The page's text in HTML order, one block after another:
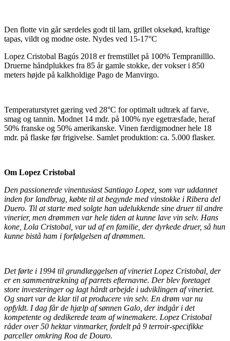
Den flotte vin går særdeles godt til lam, grillet oksekød, kraftige
tapas, vildt og modne oste. Nydes ved 15-17°C
Lopez Cristobal Bagús 2018 er fremstillet på 100% Tempranilllo.
Druerne håndplukkes fra 85 år gamle stokke, der vokser i 850
meters højde på kalkholdige Pago de Manvirgo.
Temperaturstyret gæring ved 28°C for optimalt udtræk af farve,
smag og tannin. Modnet 14 mdr. på 100% nye egetræsfade, heraf
50% franske og 50% amerikanske. Vinen færdigmodner hele 18
mdr. på flaske før frigivelse. Samlet produktion: ca. 5.000 flasker.
Om Lopez Cristobal
Den passionerede vinentusiast Santiago Lopez, som var uddannet
inden for landbrug, købte til at begynde med vinstokke i Ribera del
Duero. Til at starte med solgte han udelukkende sine druer til andre
vinerier, men drømmen var hele tiden at kunne lave vin selv. Hans
kone, Lola Cristobal, var ud af en familie, der dyrkede druer, så hun
kunne bistå ham i forfølgelsen af drømmen.
Det førte i 1994 til grundlæggelsen af vineriet Lopez Cristobal, der
er en sammentrækning af parrets efternavne. Der blev foretaget
store investeringer og lagt hårdt arbejde i udviklingen af vineriet.
Og snart var de klar til at producere vin selv. En drøm var nu
opfyldt. I dag får de hjælp af sønnen Galo, der indgår i det
kompetente og dedikerede team af winemakere. Lopez Cristobal
råder over 50 hektar vinmarker, fordelt på 9 terroir-specifikke
parceller omkring Roa de Douro.